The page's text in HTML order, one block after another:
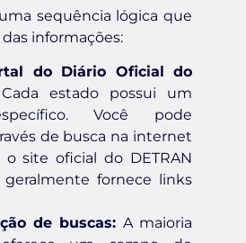
sequência lógica que
informações:
do Diário Oficial do
Cada estado possui um
Você pode
de busca na internet
o site oficial do DETRAN
geralmente fornece links
de buscas: A maioria